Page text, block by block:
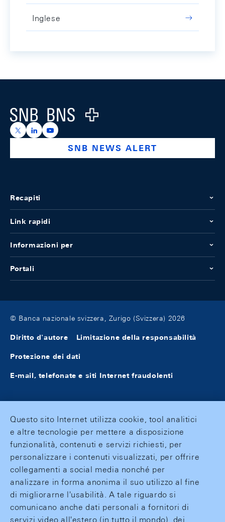
Inglese
Logo
https://x.com/snb_bns
https://ch.linkedin.com/company/swiss-national-
https://www.youtube.com/@swissnationalbank
SNB NEWS ALERT
Recapiti
Link rapidi
Informazioni per
Portali
© Banca nazionale svizzera, Zurigo (Svizzera) 2026
Diritto d'autore Limitazione della responsabilità
Protezione dei dati
E-mail, telefonate e siti Internet fraudolenti
Questo sito Internet utilizza cookie, tool analitici
e altre tecnologie per mettere a disposizione
funzionalità, contenuti e servizi richiesti, per
personalizzare i contenuti visualizzati, per offrire
collegamenti a social media nonché per
analizzare in forma anonima il suo utilizzo al fine
di migliorarne l'usabilità. A tale riguardo si
comunicano anche dati personali a fornitori di
servizi video all'estero (in tutto il mondo), dei